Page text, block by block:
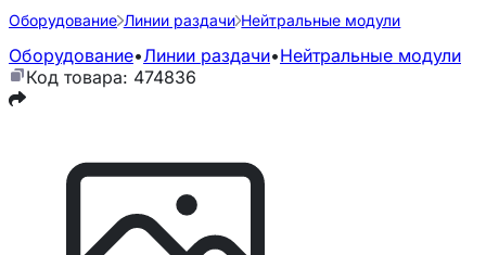
Оборудование Линии раздачи Нейтральные модули
Оборудование•Линии раздачи•Нейтральные модули
Код товара: 474836